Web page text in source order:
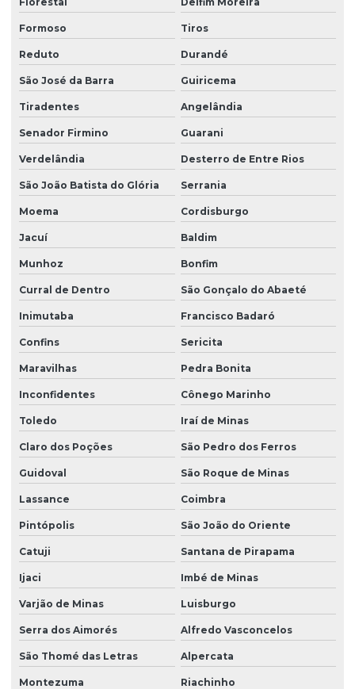
Formoso Tiros
Reduto Durandé
São José da Barra Guiricema
Tiradentes Angelândia
Senador Firmino Guarani
Verdelândia Desterro de Entre Rios
São João Batista do Glória Serrania
Moema Cordisburgo
Jacuí Baldim
Munhoz Bonfim
Curral de Dentro São Gonçalo do Abaeté
Inimutaba Francisco Badaró
Confins Sericita
Maravilhas Pedra Bonita
Inconfidentes Cônego Marinho
Toledo Iraí de Minas
Claro dos Poções São Pedro dos Ferros
Guidoval São Roque de Minas
Lassance Coimbra
Pintópolis São João do Oriente
Catuji Santana de Pirapama
Ijaci Imbé de Minas
Varjão de Minas Luisburgo
Serra dos Aimorés Alfredo Vasconcelos
São Thomé das Letras Alpercata
Montezuma Riachinho